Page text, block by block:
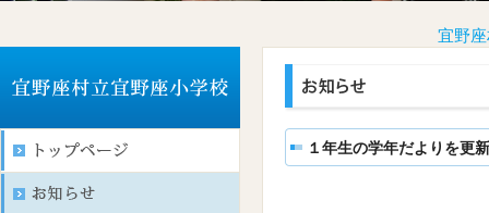
宜野
１年生の学年だよりを更